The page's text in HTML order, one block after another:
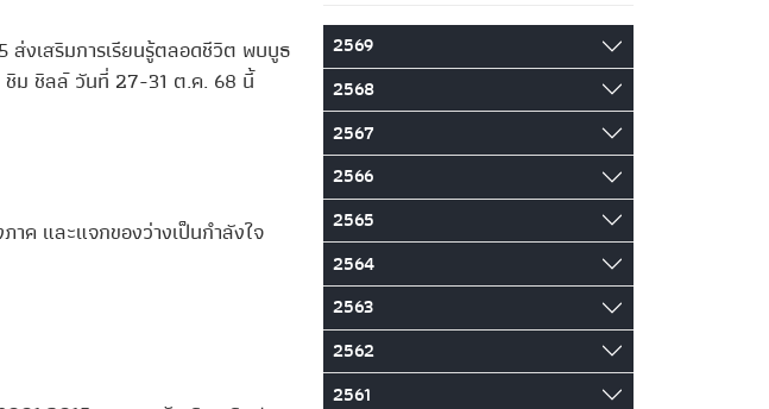
งเสริมการเรียนรู้ตลอดชีวิต พบบูธ
ชิม ชิลล์ วันที่ 27-31 ต.ค. 68 นี้
ค และแจกของว่างเป็นกำลังใจ
2569
2568
2567
2566
2565
2564
2563
2562
2561